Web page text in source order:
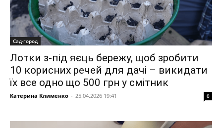
Сад-город
Лотки з-під яєць бережу, щоб зробити
10 корисних речей для дачі – викидати
їх все одно що 500 грн у смітник
Катерина Клименко - 25.04.2026 19:41 0